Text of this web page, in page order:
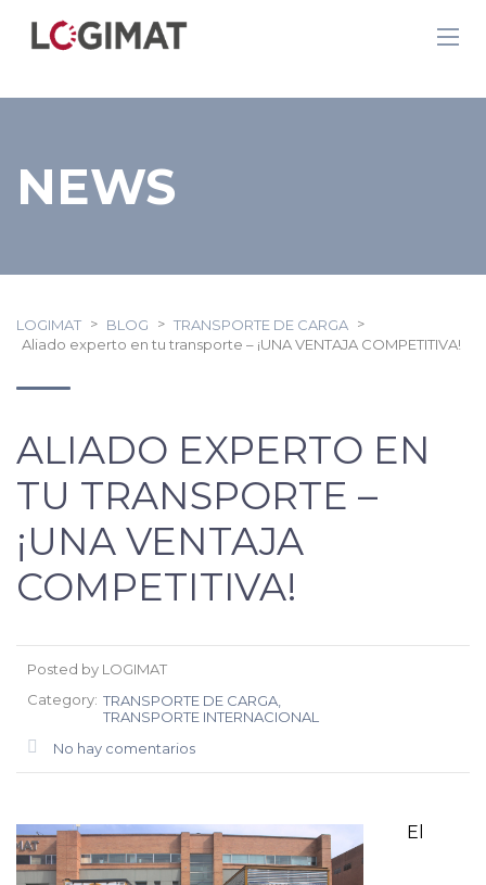
NEWS
LOGIMAT > BLOG > TRANSPORTE DE CARGA >
Aliado experto en tu transporte – ¡UNA VENTAJA COMPETITIVA!
ALIADO EXPERTO EN
TU TRANSPORTE –
¡UNA VENTAJA
COMPETITIVA!
Posted by LOGIMAT
Category: TRANSPORTE DE CARGA
TRANSPORTE INTERNACIONAL
No hay comentarios
El